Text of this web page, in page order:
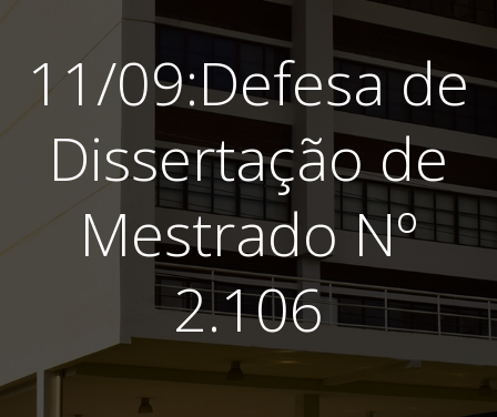
11/09:Defesa de
Dissertação de
Mestrado Nº
2.106